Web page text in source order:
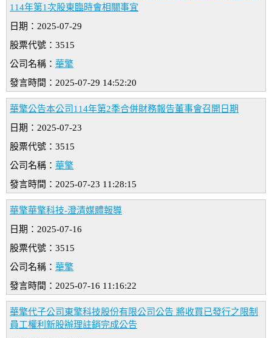
114年第1次股東臨時會相關事宜
日期：2025-07-29
股票代號：3515
公司名稱： 華擎
發言時間：2025-07-29 14:52:20
華擎公告本公司114年第2季合併財務報告董事會召開日期
日期：2025-07-23
股票代號：3515
公司名稱： 華擎
發言時間：2025-07-23 11:28:15
華擎華擎科技-澄清媒體報導
日期：2025-07-16
股票代號：3515
公司名稱： 華擎
發言時間：2025-07-16 11:16:22
華擎代子公司東擎科技股份有限公司公告 將收買已發行之限制
員工權利新股辦理註銷完成公告